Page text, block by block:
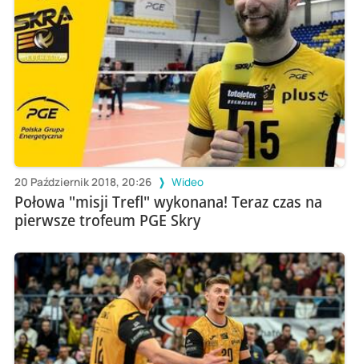
20 Październik 2018, 20:26 Wideo
Połowa "misji Trefl" wykonana! Teraz czas na
pierwsze trofeum PGE Skry